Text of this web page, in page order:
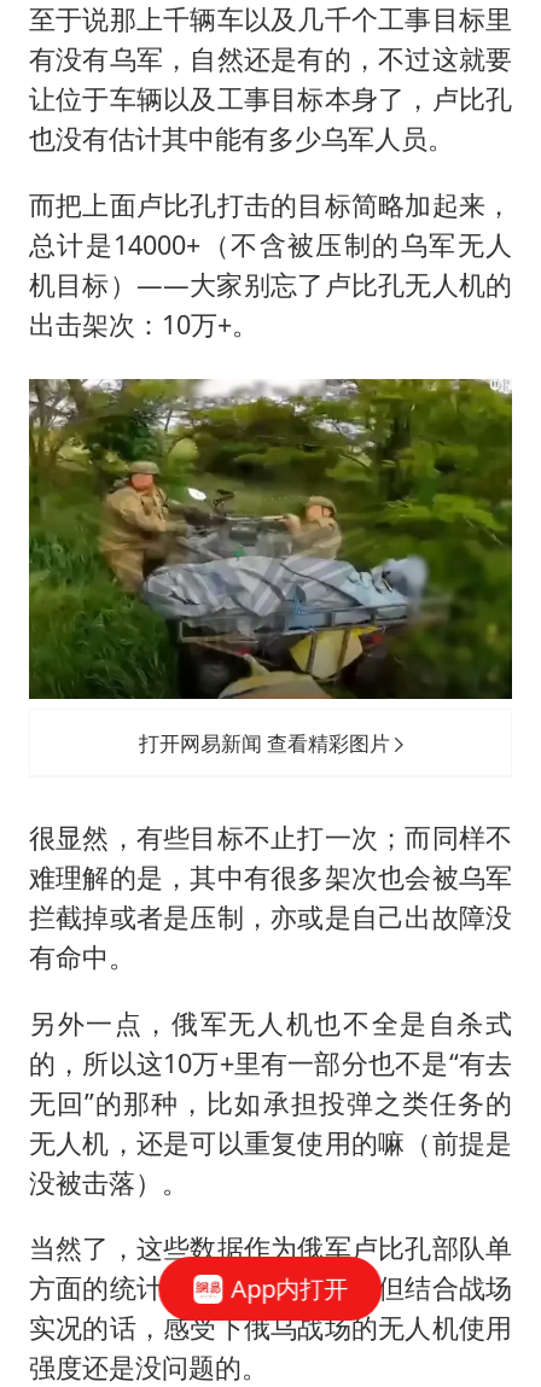
至于说那上千辆车以及几千个工事目标里
有没有乌军，自然还是有的，不过这就要
让位于车辆以及工事目标本身了，卢比孔
也没有估计其中能有多少乌军人员。
而把上面卢比孔打击的目标简略加起来，
总计是14000+（不含被压制的乌军无人
机目标）——大家别忘了卢比孔无人机的
出击架次：10万+。
打开网易新闻 查看精彩图片
很显然，有些目标不止打一次；而同样不
难理解的是，其中有很多架次也会被乌军
拦截掉或者是压制，亦或是自己出故障没
有命中。
另外一点，俄军无人机也不全是自杀式
的，所以这10万+里有一部分也不是“有去
无回”的那种，比如承担投弹之类任务的
无人机，还是可以重复使用的嘛（前提是
没被击落）。
当然了，这些数据作为俄军卢比孔部队单
方面的统计，也就是个参考。但结合战场
实况的话，感受下俄乌战场的无人机使用
强度还是没问题的。
App内打开